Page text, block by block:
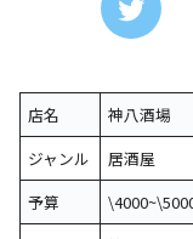
店名
神八酒場
ジャンル
居酒屋
予算